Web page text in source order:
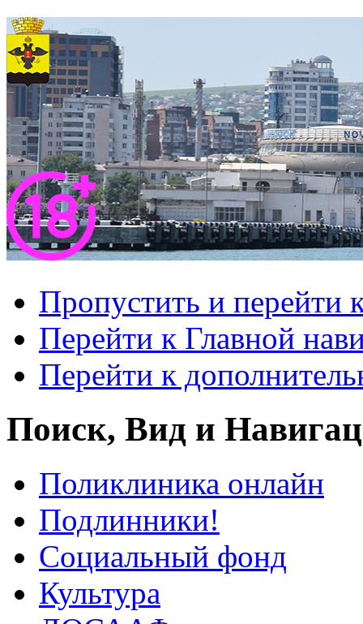
Пропустить и перейти
Перейти к Главной
Перейти к
Поиск, Вид и
Поликлиника онлайн
Подлинники!
Социальный фонд
Культура